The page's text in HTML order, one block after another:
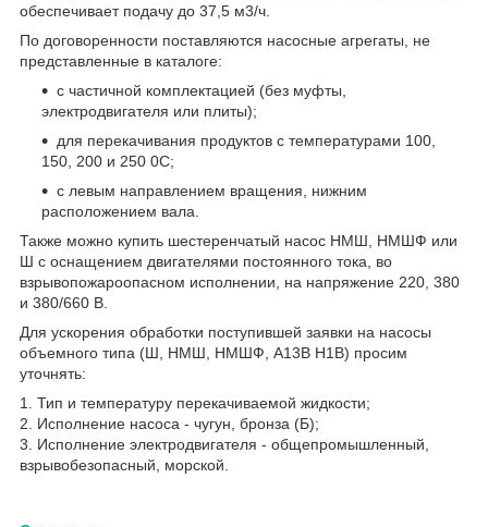
обеспечивает подачу до 37,5 м3/ч.
По договоренности поставляются насосные агрегаты, не
представленные в каталоге:
с частичной комплектацией (без муфты,
электродвигателя или плиты);
для перекачивания продуктов с температурами 100,
150, 200 и 250 0С;
с левым направлением вращения, нижним
расположением вала.
Также можно купить шестеренчатый насос НМШ, НМШФ или
Ш с оснащением двигателями постоянного тока, во
взрывопожароопасном исполнении, на напряжение 220, 380
и 380/660 В.
Для ускорения обработки поступившей заявки на насосы
объемного типа (Ш, НМШ, НМШФ, А13В Н1В) просим
уточнять:
1. Тип и температуру перекачиваемой жидкости;
2. Исполнение насоса - чугун, бронза (Б);
3. Исполнение электродвигателя - общепромышленный,
взрывобезопасный, морской.